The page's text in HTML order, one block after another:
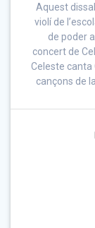
Aquest
violí de
de poder
concert de
Celeste canta
cançons de